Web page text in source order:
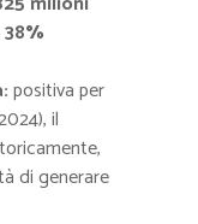
38%
positiva per
il
di generare